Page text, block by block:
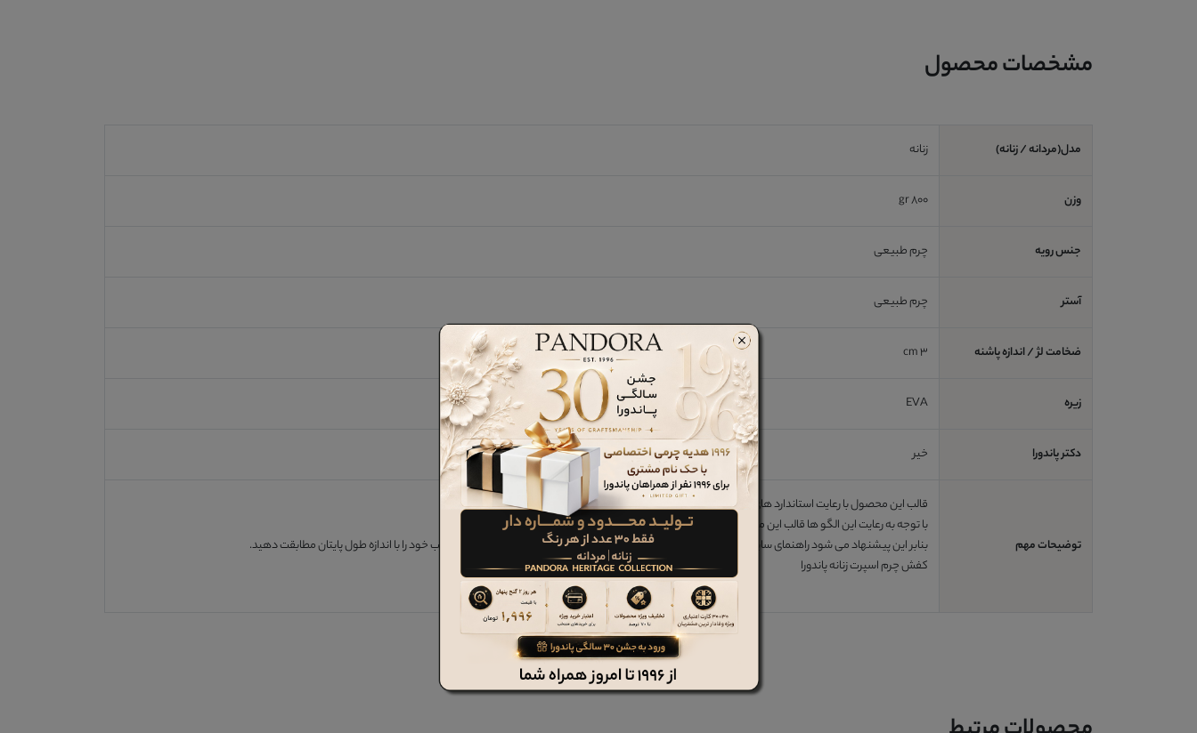
مشخصات محصول
مدل(مردانه / زنانه) زنانه
وزن 800 gr
جنس رویه چرم طبیعی
آستر چرم طبیعی
ضخامت لژ / اندازه پاشنه 3 cm
زیره EVA
دکتر پاندورا خیر
توضیحات مهم
قالب این محصول با رعایت استاندارد های کفش های پیاده روی و کامفورت طراحی شده است،
با توجه به رعایت این الگو ها قالب این محصول مقداری بزرگتر از سایز های مشابه در محصولات دیگر است.
بنابر این پیشنهاد می شود راهنمای سایز این محصول را مطالعه نموده و طبق الگوی نمایش داده شده، سایز منتخب خود را با اندازه طول پایتان مطابقت دهید.
کفش چرم اسپرت زنانه پاندورا